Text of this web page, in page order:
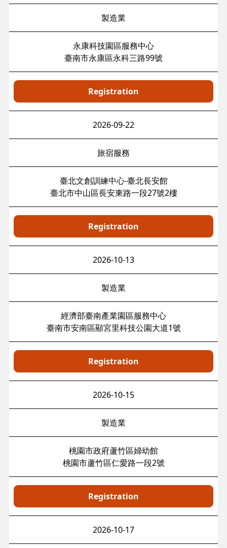
製造業
永康科技園區服務中心
臺南市永康區永科三路99號
Registration
2026-09-22
旅宿服務
臺北文創訓練中心-臺北長安館
臺北市中山區長安東路一段27號2樓
Registration
2026-10-13
製造業
經濟部臺南產業園區服務中心
臺南市安南區顯宮里科技公園大道1號
Registration
2026-10-15
製造業
桃園市政府蘆竹區婦幼館
桃園市蘆竹區仁愛路一段2號
Registration
2026-10-17